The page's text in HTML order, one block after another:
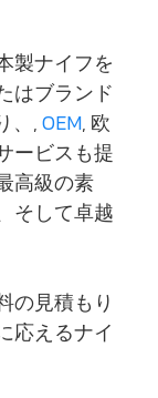
製ナイフを
はブランド
、,OEM, 欧
ービスも提
高級の素
そして卓越
の見積もり
応えるナイ